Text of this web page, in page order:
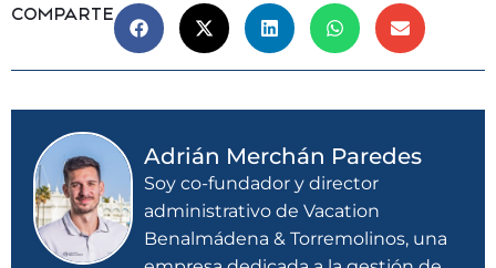
COMPARTE
Adrián Merchán Paredes
Soy co-fundador y director
administrativo de Vacation
Benalmádena & Torremolinos, una